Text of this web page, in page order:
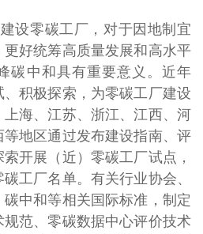
设零碳工厂，对于因地制宜
好统筹高质量发展和高水平
碳中和具有重要意义。近年
积极探索，为零碳工厂建设
海、江苏、浙江、江西、河
地区通过发布建设指南、评
开展（近）零碳工厂试点，
工厂名单。有关行业协会、
中和等相关国际标准，制定
范、零碳数据中心评价技术